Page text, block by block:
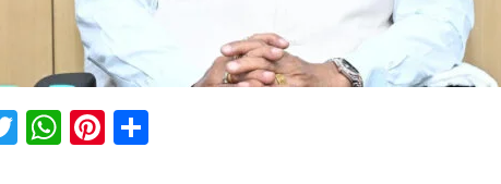
T
W
Pi